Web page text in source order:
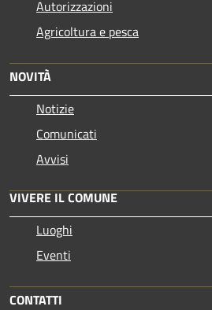
Autorizzazioni
Agricoltura e pesca
NOVITÀ
Notizie
Comunicati
Avvisi
VIVERE IL COMUNE
Luoghi
Eventi
CONTATTI